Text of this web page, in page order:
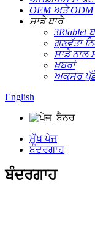
OEM ਅਤੇ ODM
ਸਾਡੇ ਬਾਰੇ
3Rtablet
ਗੁਣਵੱਤਾ
ਸਾਡੇ ਨਾਲ
ਖ਼ਬਰਾਂ
ਅਕਸਰ
English
ਮੁੱਖ ਪੇਜ
ਬੰਦਰਗਾਹ
ਬੰਦਰਗਾਹ